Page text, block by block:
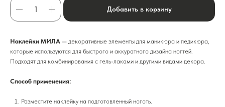
Добавить в корзину
Наклейки МИЛА — декоративные элементы для маникюра и педикюра,
которые используются для быстрого и аккуратного дизайна ногтей.
Подходят для комбинирования с гель-лаками и другими видами декора.
Способ применения:
Разместите наклейку на подготовленный ноготь.